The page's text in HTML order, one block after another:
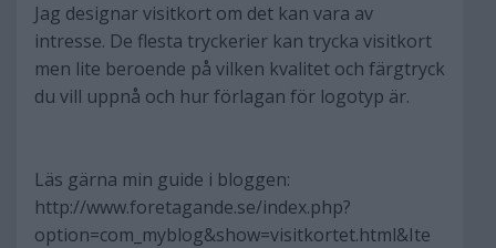
Jag designar visitkort om det kan vara av
intresse. De flesta tryckerier kan trycka visitkort
men lite beroende på vilken kvalitet och färgtryck
du vill uppnå och hur förlagan för logotyp är.
Läs gärna min guide i bloggen:
http://www.foretagande.se/index.php?
option=com_myblog&show=visitkortet.html&Ite